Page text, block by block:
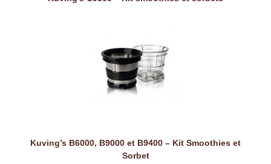
Kuving’s B6000, B9000 et B9400 – Kit Smoothies et
Sorbet